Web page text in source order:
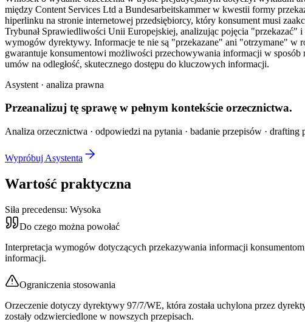
między Content Services Ltd a Bundesarbeitskammer w kwestii formy
hiperlinku na stronie internetowej przedsiębiorcy, który konsument musi
Trybunał Sprawiedliwości Unii Europejskiej, analizując pojęcia "przekazać"
wymogów dyrektywy. Informacje te nie są "przekazane" ani "otrzymane" w
gwarantuje konsumentowi możliwości przechowywania informacji w sposób
umów na odległość, skutecznego dostępu do kluczowych informacji.
Asystent · analiza prawna
Przeanalizuj tę sprawę w pełnym kontekście orzecznictwa.
Analiza orzecznictwa · odpowiedzi na pytania · badanie przepisów · drafting
Wypróbuj Asystenta
Wartość praktyczna
Siła precedensu: Wysoka
Do czego można powołać
Interpretacja wymogów dotyczących przekazywania informacji
informacji.
Ograniczenia stosowania
Orzeczenie dotyczy dyrektywy 97/7/WE, która została uchylona przez
zostały odzwierciedlone w nowszych przepisach.